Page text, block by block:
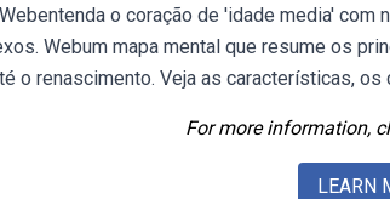
o coração de 'idade media'
Webum mapa mental que resume os
o renascimento. Veja as características, os
For more information,
LEARN